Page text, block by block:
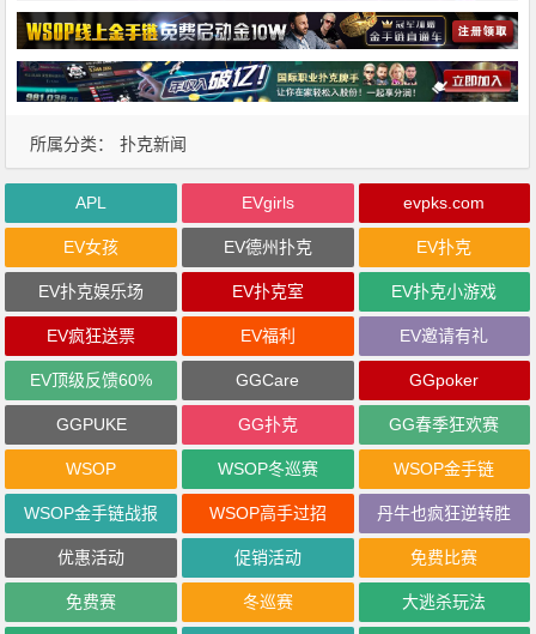
所属分类： 扑克新闻
APL EVgirls evpks.com
EV女孩 EV德州扑克 EV扑克
EV扑克娱乐场 EV扑克室 EV扑克小游戏
EV疯狂送票 EV福利 EV邀请有礼
EV顶级反馈60% GGCare GGpoker
GGPUKE GG扑克 GG春季狂欢赛
WSOP WSOP冬巡赛 WSOP金手链
WSOP金手链战报 WSOP高手过招 丹牛也疯狂逆转胜
优惠活动 促销活动 免费比赛
免费赛 冬巡赛 大逃杀玩法